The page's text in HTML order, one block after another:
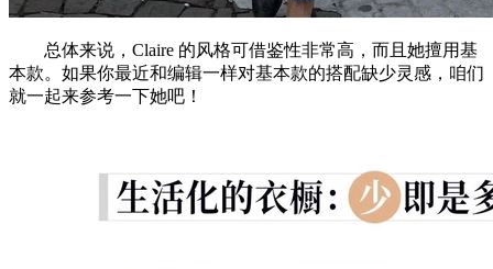
总体来说，Claire 的风格可借鉴性非常高，而且她擅用基
本款。如果你最近和编辑一样对基本款的搭配缺少灵感，咱们
就一起来参考一下她吧！